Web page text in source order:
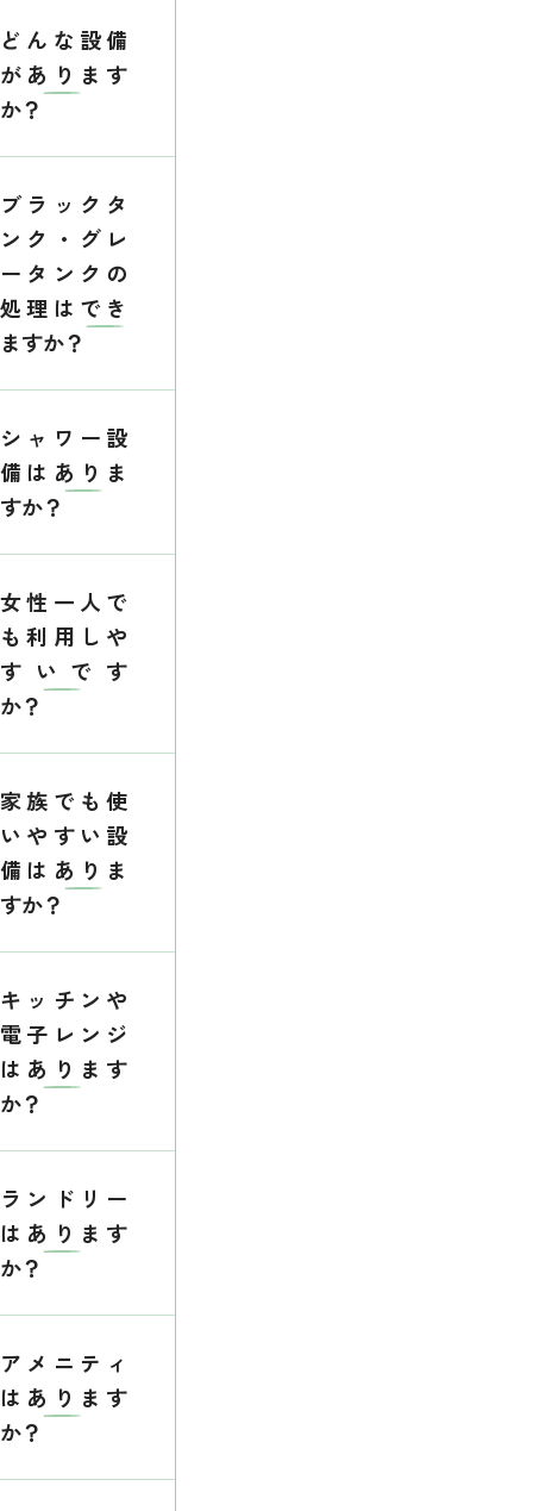
どんな設備
があります
か？
ブラックタ
ンク・グレ
ータンクの
処理はでき
ますか？
シャワー設
備はありま
すか？
女性一人で
も利用しや
すいです
か？
家族でも使
いやすい設
備はありま
すか？
キッチンや
電子レンジ
はあります
か？
ランドリー
はあります
か？
アメニティ
はあります
か？